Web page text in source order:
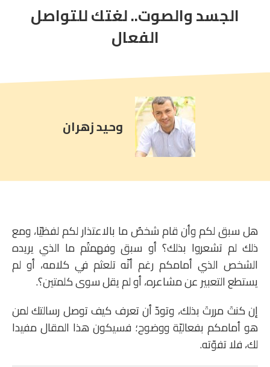
article
comment
count
الجسد والصوت.. لغتك للتواصل
الفعال
وحيد زهران
هل سبق لكم وأن قام شخصٌ ما بالاعتذار لكم لفظيّا، ومع
ذلك لم تشعروا بذلك؟ أو سبق وفهمتُم ما الذي يريده
الشخص الذي أمامكم رغم أنّه تلعثم في كلامه، أو لم
يستطع التعبير عن مشاعره، أو لم يقل سوى كلمتين؟.
إن كنتَ مررتَ بذلك، وتودّ أن تعرف كيف توصل رسالتك لمن
هو أمامكم بفعاليّة ووضوح؛ فسيكون هذا المقال مفيدا
لك، فلا تفوّته.